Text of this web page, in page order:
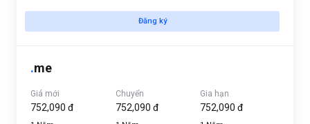
Đăng ký
.me
Giá mới
752,090 đ
Chuyển
752,090 đ
Gia hạn
752,090 đ